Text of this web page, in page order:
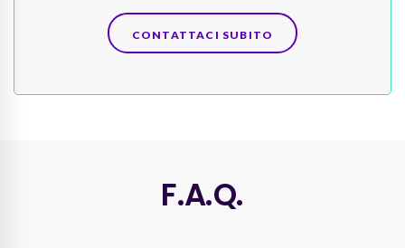
CONTATTACI SUBITO
F.A.Q.